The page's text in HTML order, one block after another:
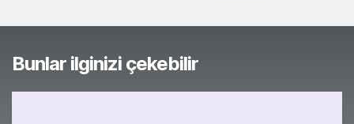
Bunlar ilginizi çekebilir